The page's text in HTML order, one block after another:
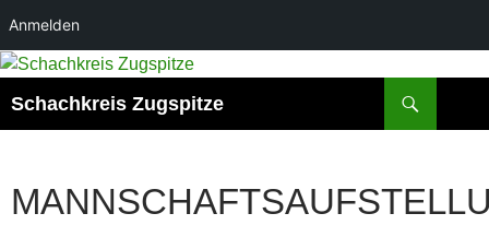
Anmelden
Zum
springen
Schachkreis Zugspitze